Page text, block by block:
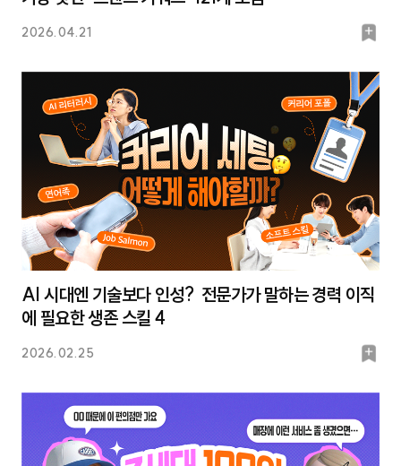
2026.04.21
북
크
AI 시대엔 기술보다 인성? 전문가가 말하는 경력 이직
에 필요한 생존 스킬 4
2026.02.25
북